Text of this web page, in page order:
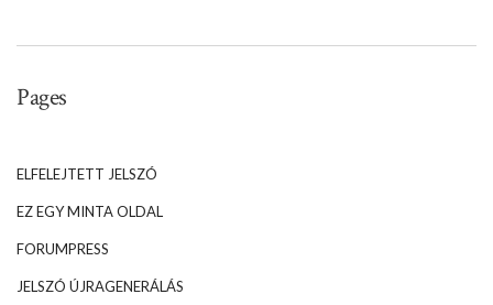
Pages
ELFELEJTETT JELSZÓ
EZ EGY MINTA OLDAL
FORUMPRESS
JELSZÓ ÚJRAGENERÁLÁS